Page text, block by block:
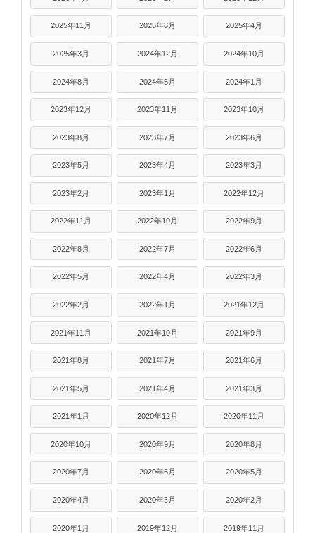
2025年11月 2025年8月 2025年4月
2025年3月 2024年12月 2024年10月
2024年8月 2024年5月 2024年1月
2023年12月 2023年11月 2023年10月
2023年8月 2023年7月 2023年6月
2023年5月 2023年4月 2023年3月
2023年2月 2023年1月 2022年12月
2022年11月 2022年10月 2022年9月
2022年8月 2022年7月 2022年6月
2022年5月 2022年4月 2022年3月
2022年2月 2022年1月 2021年12月
2021年11月 2021年10月 2021年9月
2021年8月 2021年7月 2021年6月
2021年5月 2021年4月 2021年3月
2021年1月 2020年12月 2020年11月
2020年10月 2020年9月 2020年8月
2020年7月 2020年6月 2020年5月
2020年4月 2020年3月 2020年2月
2020年1月 2019年12月 2019年11月